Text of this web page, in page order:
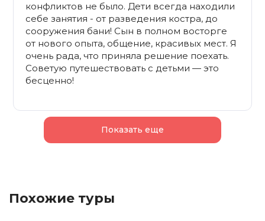
конфликтов не было. Дети всегда находили
себе занятия - от разведения костра, до
сооружения бани! Сын в полном восторге
от нового опыта, общение, красивых мест. Я
очень рада, что приняла решение поехать.
Советую путешествовать с детьми — это
бесценно!
Показать еще
Похожие туры